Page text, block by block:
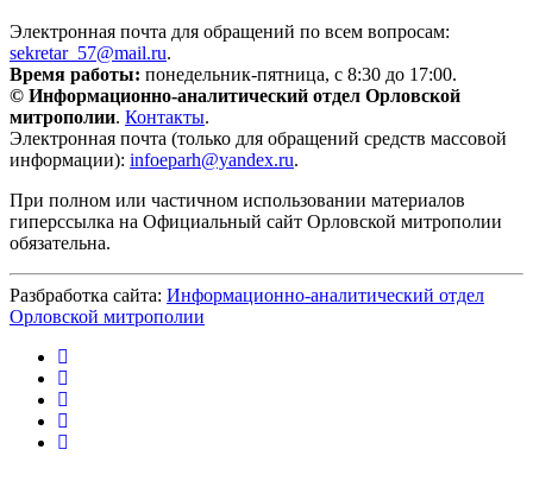
Электронная почта для обращений по всем вопросам:
sekretar_57@mail.ru.
Время работы: понедельник-пятница, с 8:30 до 17:00.
© Информационно-аналитический отдел Орловской
митрополии. Контакты.
Электронная почта (только для обращений средств массовой
информации): infoeparh@yandex.ru.
При полном или частичном использовании материалов
гиперссылка на Официальный сайт Орловской митрополии
обязательна.
Разбработка сайта: Информационно-аналитический отдел
Орловской митрополии